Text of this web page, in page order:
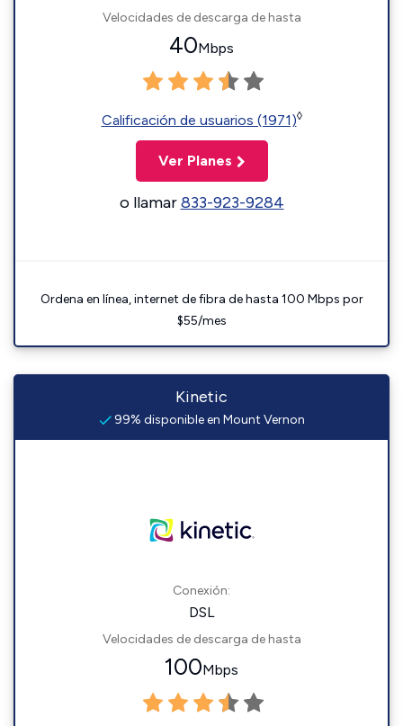
Velocidades de descarga de hasta
40Mbps
Calificación de usuarios (1971)◊
Ver Planes
o llamar833-923-9284
Ordena en línea, internet de fibra de hasta 100 Mbps por
$55/mes
Kinetic
99% disponible en Mount Vernon
Conexión:
DSL
Velocidades de descarga de hasta
100Mbps